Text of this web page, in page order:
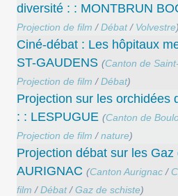
diversité : : MONTBRUN
Projection de film /Débat/ Volvestre)
Ciné-débat : Les hôpitaux
ST-GAUDENS (Canton de
Projection de film /Débat)
Projection sur les orchidées
: : LESPUGUE (Canton de
Projection de film /nature)
Projection débat sur les Gaz
AURIGNAC (Canton Aurignac /
film /Débat/Gaz de schiste)